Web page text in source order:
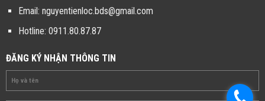
Email: nguyentienloc.bds@gmail.com
Hotline: 0911.80.87.87
ĐĂNG KÝ NHẬN THÔNG TIN
.